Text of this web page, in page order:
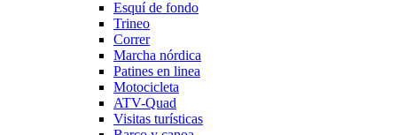
Esquí de fondo
Trineo
Correr
Marcha nórdica
Patines en linea
Motocicleta
ATV-Quad
Visitas turísticas